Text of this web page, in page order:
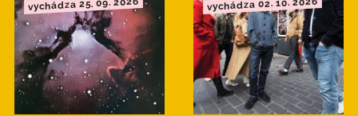
vychádza 25. 09. 2026 vychádza 02. 10. 2026